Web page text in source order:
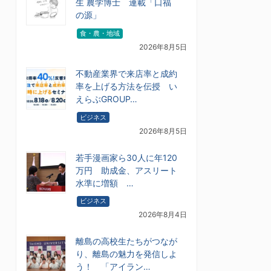
生 農学博士 連載「口福
の源」
食・農・地域
2026年8月5日
不動産業界で来店率と成約
率を上げる方法を伝授 い
えらぶGROUP…
ビジネス
2026年8月5日
若手漫画家ら30人に年120
万円 助成金、アスリート
水準に増額 …
ビジネス
2026年8月4日
離島の高校生たちがつなが
り、離島の魅力を発信しよ
う！ 「アイラン…